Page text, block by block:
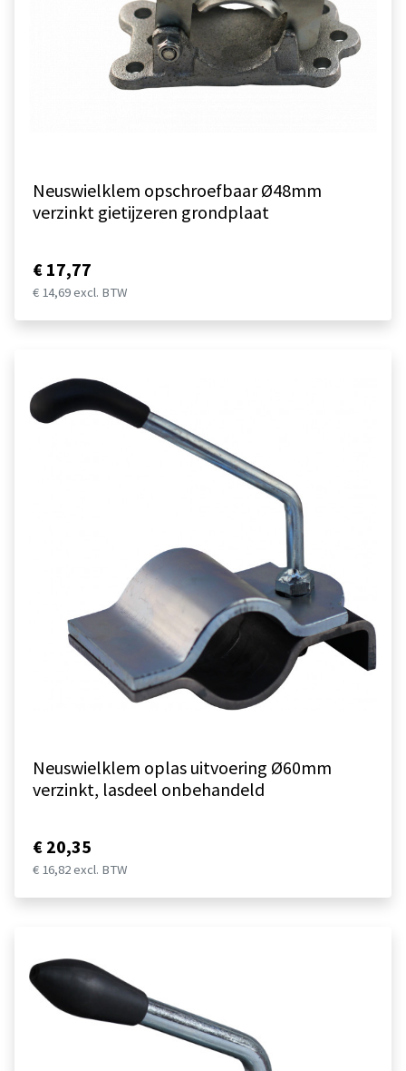
Neuswielklem opschroefbaar Ø48mm
verzinkt gietijzeren grondplaat
€ 17,77
€ 14,69 excl. BTW
Neuswielklem oplas uitvoering Ø60mm
verzinkt, lasdeel onbehandeld
€ 20,35
€ 16,82 excl. BTW